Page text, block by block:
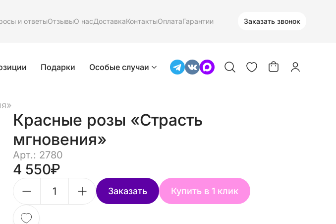
и ответыОтзывыО насДоставкаКонтактыОплатаГарантии Заказать звонок
Подарки Особые случаи
Красные розы «Страсть
мгновения»
Арт.: 2780
4 550
Заказать Купить в 1 клик